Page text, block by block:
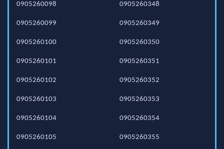
0905260098
0905260099
0905260100
0905260101
0905260102
0905260103
0905260104
0905260105
0905260348
0905260349
0905260350
0905260351
0905260352
0905260353
0905260354
0905260355